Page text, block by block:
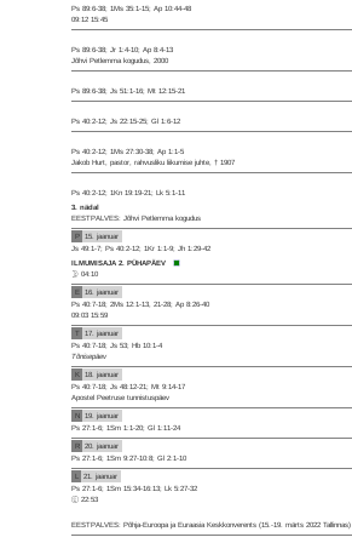
Ps 89:6-38; 1Ms 35:1-15; Ap 10:44-48
09:12 15:45
Ps 89:6-38; Jr 1:4-10; Ap 8:4-13
Jõhvi Petlemma kogudus, 2000
Ps 89:6-38; Js 51:1-16; Mt 12:15-21
Ps 40:2-12; Js 22:15-25; Gl 1:6-12
Ps 40:2-12; 1Ms 27:30-38; Ap 1:1-5
Jakob Hurt, pastor, rahvusliku liikumise juhte, † 1907
Ps 40:2-12; 1Kn 19:19-21; Lk 5:1-11
3. nädal
EESTPALVES: Jõhvi Petlemma kogudus
P
15. jaanuar
Js 49:1-7; Ps 40:2-12; 1Kr 1:1-9; Jh 1:29-42
ILMUMISAJA 2. PÜHAPÄEV
04:10
E
16. jaanuar
Ps 40:7-18; 2Ms 12:1-13, 21-28; Ap 8:26-40
09:03 15:59
T
17. jaanuar
Ps 40:7-18; Js 53; Hb 10:1-4
Tõnisepäev
K
18. jaanuar
Ps 40:7-18; Js 48:12-21; Mt 9:14-17
Apostel Peetruse tunnistuspäev
N
19. jaanuar
Ps 27:1-6; 1Sm 1:1-20; Gl 1:11-24
R
20. jaanuar
Ps 27:1-6; 1Sm 9:27-10:8; Gl 2:1-10
L
21. jaanuar
Ps 27:1-6; 1Sm 15:34-16:13; Lk 5:27-32
22:53
EESTPALVES: Põhja-Euroopa ja Euraasia Keskkonverents (15.-19. märts 2022 Tallinnas)